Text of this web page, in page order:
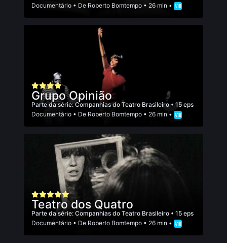
Documentário • De Roberto Bomtempo • 26 min •
Grupo Opinião
Parte da série:Companhias do Teatro Brasileiro • 15 eps
Documentário • De Roberto Bomtempo • 26 min •
Teatro dos Quatro
Parte da série: Companhias do Teatro Brasileiro • 15 eps
Documentário • De Roberto Bomtempo • 26 min •